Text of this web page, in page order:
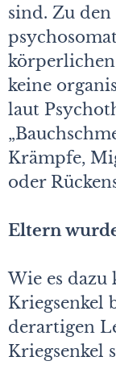
sind. Zu den
körperlichen
keine
laut
Krämpfe,
oder
Eltern
Wie es dazu
Kriegsenkel
derartigen
Kriegsenkel